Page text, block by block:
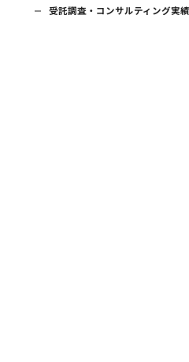
受託調査・コンサルティング実績